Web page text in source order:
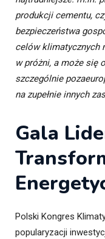
produkcji cementu,
bezpieczeństwa
celów klimatycznych
w próżni, a może się
szczególnie
na zupełnie innych
Gala
Polski Kongres
popularyzacji